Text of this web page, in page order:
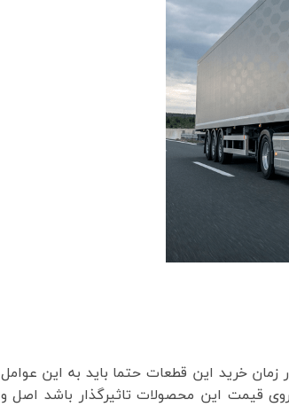
خرید این قطعات حتما باید به این عوامل
قیمت این محصولات تاثیرگذار باشد اصل و